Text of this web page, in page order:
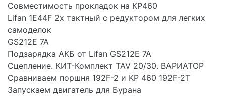
Совместимость прокладок на КР460
Lifan 1E44F 2х тактный с редуктором для легких
самоделок
GS212E 7A
Подзарядка АКБ от Lifan GS212E 7A
Сцепление. КИТ-Комплект TAV 20/30. ВАРИАТОР
Сравниваем поршня 192F-2 и KP 460 192F-2T
Запускаем двигатель для Бурана